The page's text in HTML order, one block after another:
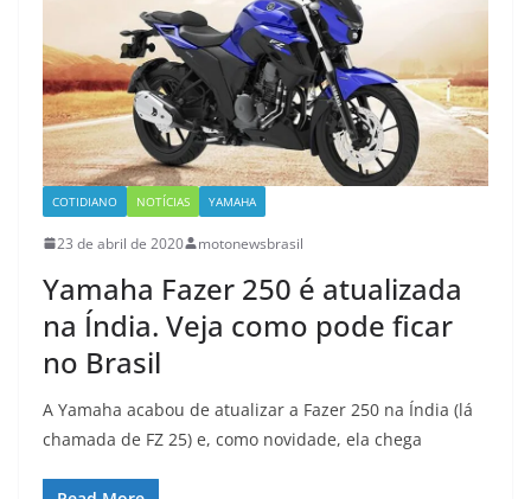
COTIDIANO NOTÍCIAS YAMAHA
23 de abril de 2020 motonewsbrasil
Yamaha Fazer 250 é atualizada
na Índia. Veja como pode ficar
no Brasil
A Yamaha acabou de atualizar a Fazer 250 na Índia (lá
chamada de FZ 25) e, como novidade, ela chega